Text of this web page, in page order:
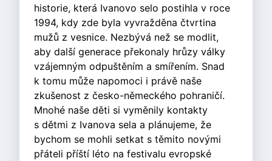
historie, která Ivanovo selo postihla v roce
1994, kdy zde byla vyvražděna čtvrtina
mužů z vesnice. Nezbývá než se modlit,
aby další generace překonaly hrůzy války
vzájemným odpuštěním a smířením. Snad
k tomu může napomoci i právě naše
zkušenost z česko-německého pohraničí.
Mnohé naše děti si vyměnily kontakty
s dětmi z Ivanova sela a plánujeme, že
bychom se mohli setkat s těmito novými
přáteli příští léto na festivalu evropské